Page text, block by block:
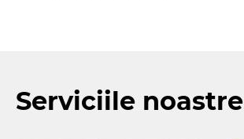
Serviciile noastre